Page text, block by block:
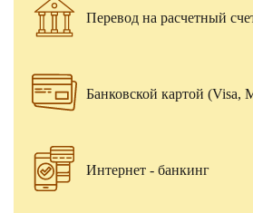
Перевод на расчетный
Банковской картой (Visa,
Интернет - банкинг